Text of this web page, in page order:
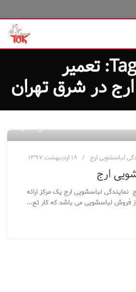
Tag Archives: تعمیر
در شرق تهران
لباسشویی ارج ۱۸ اردیبهشت ۱۳۹۷
ارج
نمایندگی لباسشویی ارج یک مرکز ارائه
لباسشویی می باشد که کار تع...